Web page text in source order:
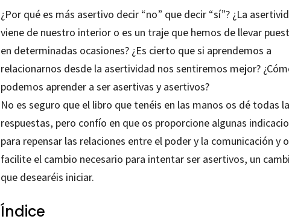
¿Por qué es más asertivo decir “no” que decir “sí”? ¿La
viene de nuestro interior o es un traje que hemos de llevar
en determinadas ocasiones? ¿Es cierto que si aprendemos a
relacionarnos desde la asertividad nos sentiremos mejor?
podemos aprender a ser asertivas y asertivos?
No es seguro que el libro que tenéis en las manos os dé todas
respuestas, pero confío en que os proporcione algunas
para repensar las relaciones entre el poder y la comunicación y
facilite el cambio necesario para intentar ser asertivos, un
que desearéis iniciar.
Índice